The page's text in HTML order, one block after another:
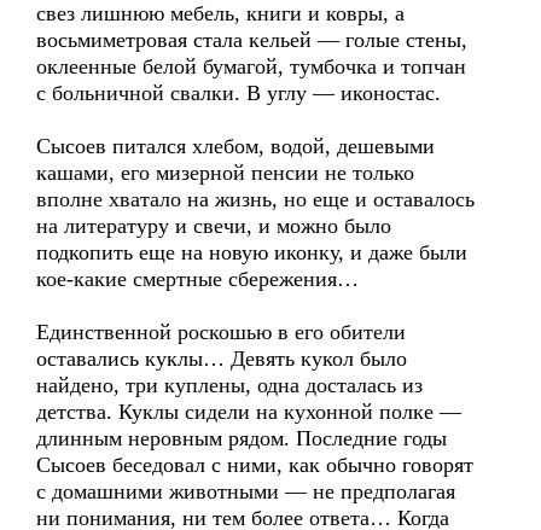
свез лишнюю мебель, книги и ковры, а
восьмиметровая стала кельей — голые стены,
оклеенные белой бумагой, тумбочка и топчан
с больничной свалки. В углу — иконостас.
Сысоев питался хлебом, водой, дешевыми
кашами, его мизерной пенсии не только
вполне хватало на жизнь, но еще и оставалось
на литературу и свечи, и можно было
подкопить еще на новую иконку, и даже были
кое-какие смертные сбережения…
Единственной роскошью в его обители
оставались куклы… Девять кукол было
найдено, три куплены, одна досталась из
детства. Куклы сидели на кухонной полке —
длинным неровным рядом. Последние годы
Сысоев беседовал с ними, как обычно говорят
с домашними животными — не предполагая
ни понимания, ни тем более ответа… Когда